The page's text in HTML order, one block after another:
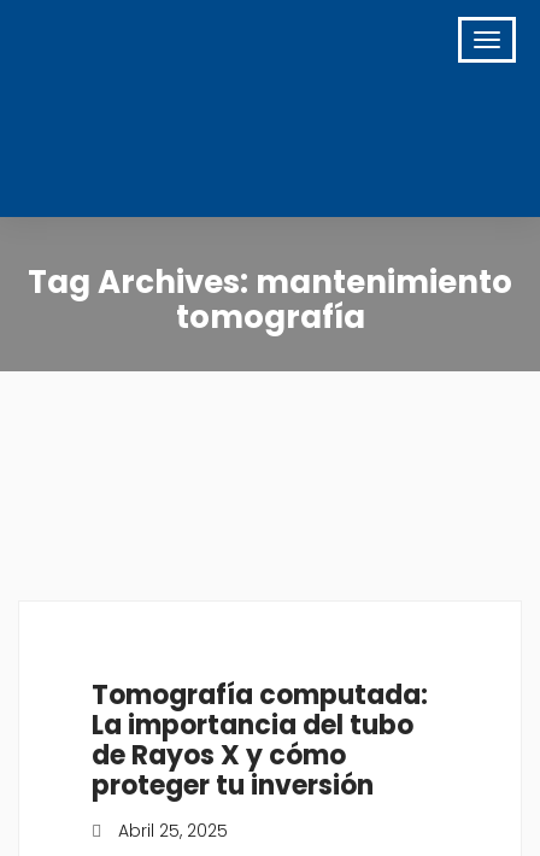
Tag Archives: mantenimiento
tomografía
Tomografía computada:
La importancia del tubo
de Rayos X y cómo
proteger tu inversión
Abril 25, 2025